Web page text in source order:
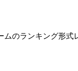
のランキング形式